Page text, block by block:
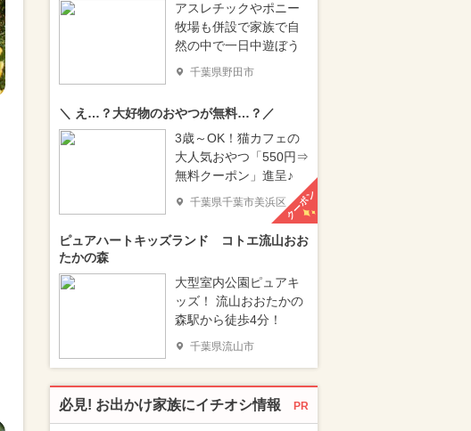
アスレチックやポニー
牧場も併設で家族で自
然の中で一日中遊ぼう
千葉県野田市
＼ え…？大好物のおやつが無料…？／
3歳～OK！猫カフェの
大人気おやつ「550円⇒
無料クーポン」進呈♪
千葉県千葉市美浜区クーポン
ピュアハートキッズランド コトエ流山おお
たかの森
大型室内公園ピュアキ
ッズ！ 流山おおたかの
森駅から徒歩4分！
千葉県流山市
必見! お出かけ家族にイチオシ情報 PR